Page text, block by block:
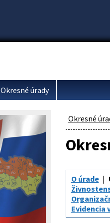
Okresné úrady
Okresné
O úrade
Evidencia